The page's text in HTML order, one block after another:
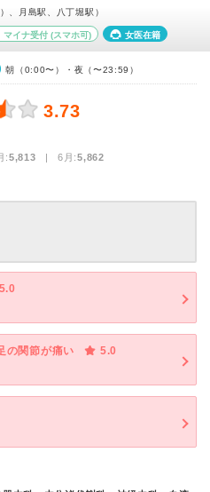
、月島駅、八丁堀駅）
マイナ受付 (スマホ可) 女医在籍
朝（0:00〜）・夜（〜23:59）
3.73
:5,813 | 6月:5,862
5.0
の関節が痛い
5.0